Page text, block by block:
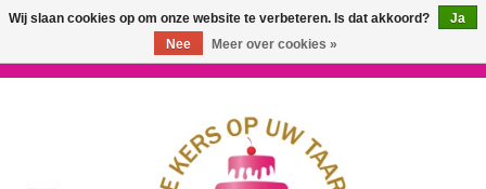
Workshops & Cursussen
Wij slaan cookies op om onze website te verbeteren. Is dat akkoord?
Ja
Nee
Meer over cookies »